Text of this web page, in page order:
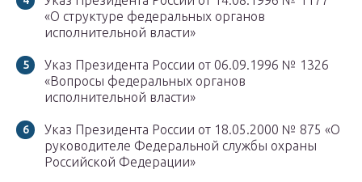
«О структуре федеральных органов
исполнительной власти»
Указ Президента России от 06.09.1996 № 1326
«Вопросы федеральных органов
исполнительной власти»
Указ Президента России от 18.05.2000 № 875 «О
руководителе Федеральной службы охраны
Российской Федерации»